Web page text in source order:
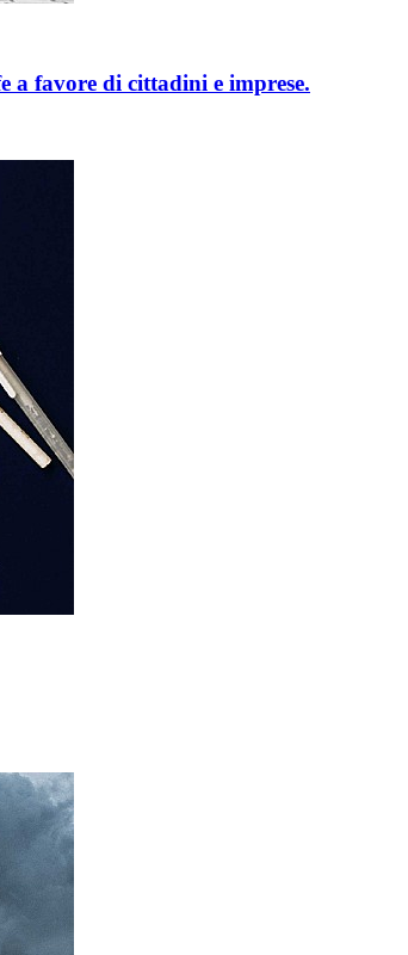
favore di cittadini e imprese​.